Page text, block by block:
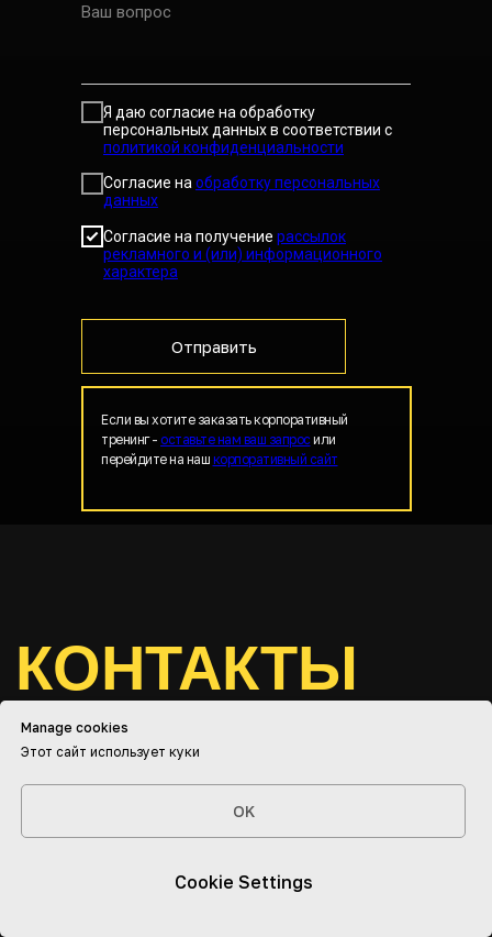
Если вы хотите заказать корпоративный
тренинг - оставьте нам ваш запросили
перейдите на наш корпоративный сайт
Я даю согласие на обработку
персональных данных в соответствии с
политикой конфиденциальности
Согласие на обработку персональных
данных
Согласие на получение рассылок
рекламного и (или) информационного
характера
Отправить
Manage cookies
Этот сайт использует куки
OK
Cookie Settings